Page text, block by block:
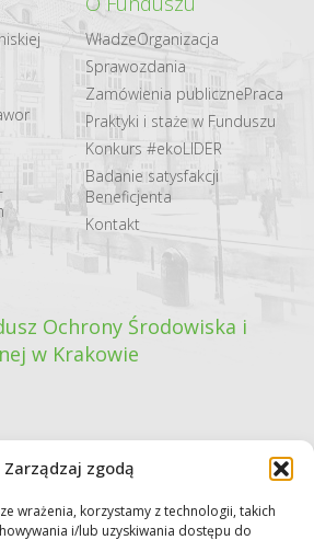
Zarządzaj zgodą
wrażenia, korzystamy z technologii, takich
i/lub uzyskiwania dostępu do
WładzeOrganizacja
Sprawozdania
Zamówienia publicznePraca
Praktyki i staże w Funduszu
Konkurs #ekoLIDER
Badanie satysfakcji
Beneficjenta
Kontakt
Ochrony Środowiska i
w Krakowie
podawczy